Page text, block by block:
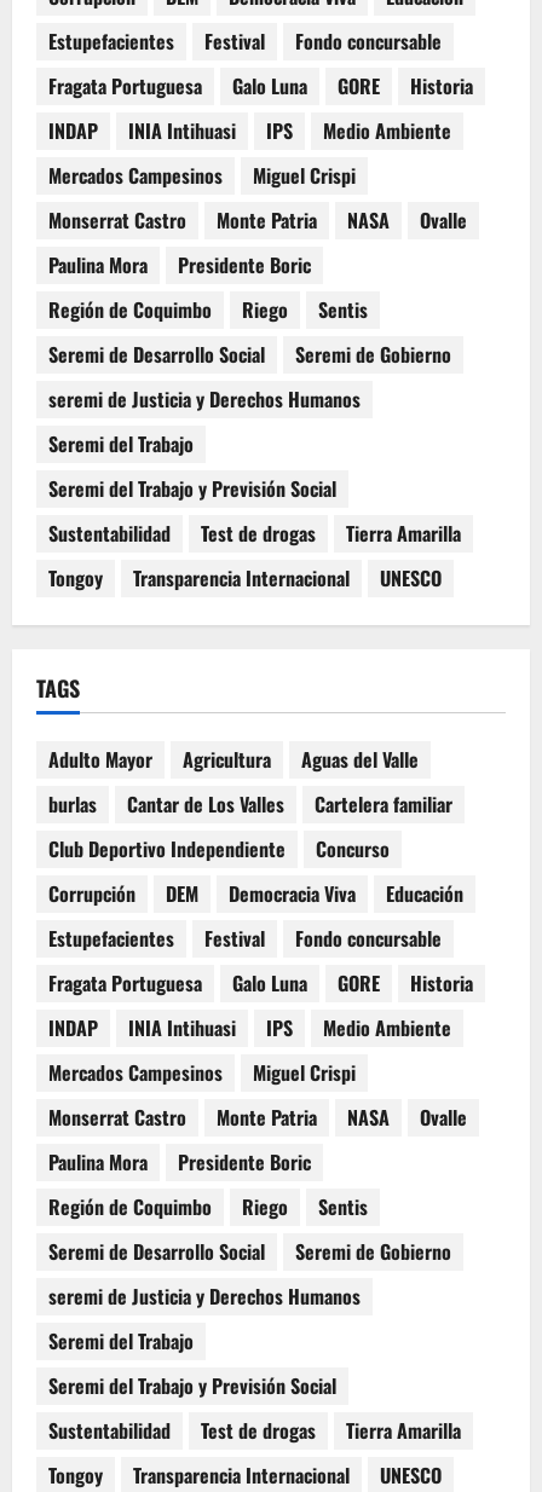
Estupefacientes
Festival
Fondo concursable
Fragata Portuguesa
Galo Luna GORE
Historia
INDAP
INIA Intihuasi IPS
Medio Ambiente
Mercados Campesinos
Miguel Crispi
Monserrat Castro
Monte Patria NASA
Ovalle
Paulina Mora
Presidente Boric
Región de Coquimbo
Riego
Sentis
Seremi de Desarrollo Social
Seremi de Gobierno
seremi de Justicia y Derechos Humanos
Seremi del Trabajo
Seremi del Trabajo y Previsión Social
Sustentabilidad
Test de drogas
Tierra Amarilla
Tongoy
Transparencia Internacional UNESCO
TAGS
Adulto Mayor Agricultura
Aguas del Valle
burlas
Cantar de Los Valles
Cartelera familiar
Club Deportivo Independiente
Concurso
Corrupción
DEM Democracia Viva
Educación
Estupefacientes
Festival
Fondo concursable
Fragata Portuguesa
Galo Luna GORE
Historia
INDAP
INIA Intihuasi IPS
Medio Ambiente
Mercados Campesinos
Miguel Crispi
Monserrat Castro
Monte Patria NASA
Ovalle
Paulina Mora
Presidente Boric
Región de Coquimbo
Riego
Sentis
Seremi de Desarrollo Social
Seremi de Gobierno
seremi de Justicia y Derechos Humanos
Seremi del Trabajo
Seremi del Trabajo y Previsión Social
Sustentabilidad
Test de drogas
Tierra Amarilla
Tongoy
Transparencia Internacional UNESCO